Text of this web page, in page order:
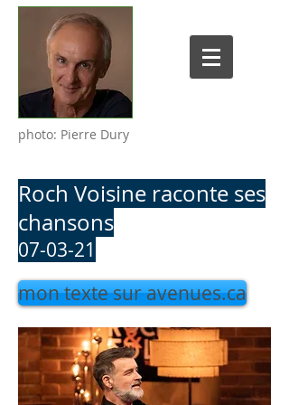
photo: Pierre Dury
Roch Voisine raconte ses
chansons
07-03-21
mon texte sur avenues.ca